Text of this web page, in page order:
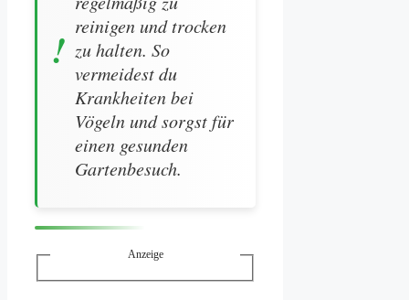
reinigen und trocken
zu halten. So
vermeidest du
Krankheiten bei
Vögeln und sorgst für
einen gesunden
Gartenbesuch.
Anzeige